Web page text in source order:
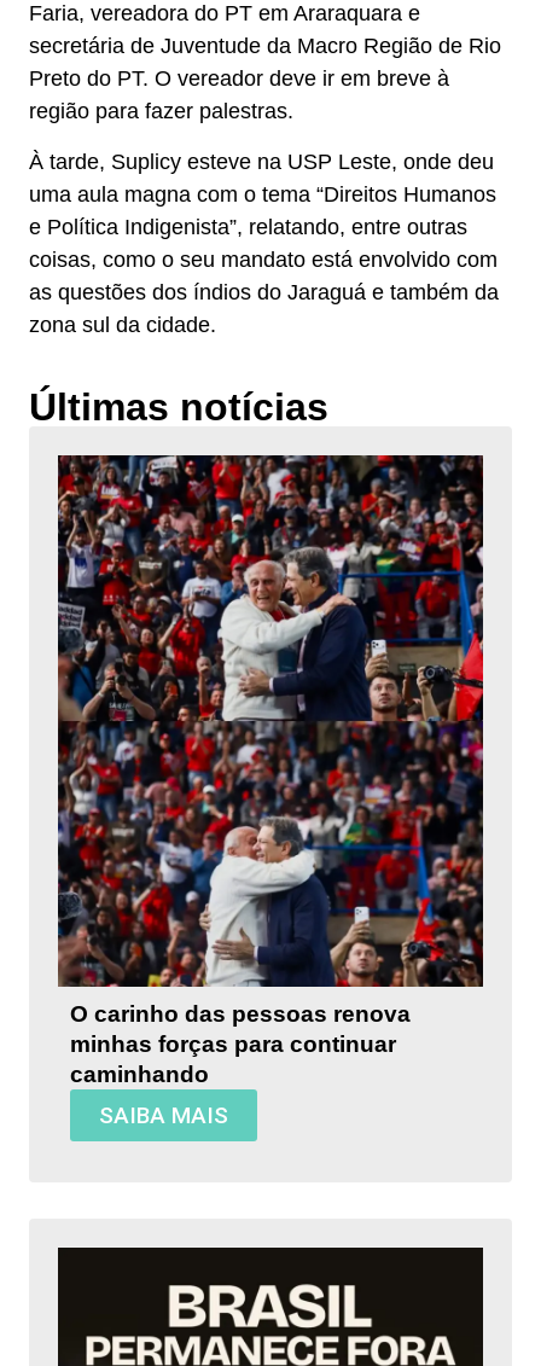
Faria, vereadora do PT em Araraquara e
secretária de Juventude da Macro Região de Rio
Preto do PT. O vereador deve ir em breve à
região para fazer palestras.
À tarde, Suplicy esteve na USP Leste, onde deu
uma aula magna com o tema “Direitos Humanos
e Política Indigenista”, relatando, entre outras
coisas, como o seu mandato está envolvido com
as questões dos índios do Jaraguá e também da
zona sul da cidade.
Últimas notícias
O carinho das pessoas renova
minhas forças para continuar
caminhando
SAIBA MAIS